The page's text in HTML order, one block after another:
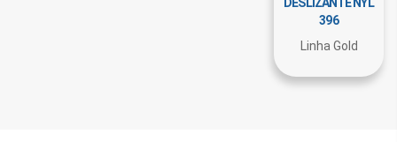
396
Linha Gold